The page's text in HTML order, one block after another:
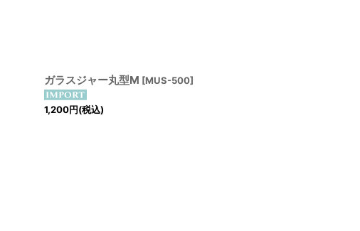
ガラスジャー丸型M [MUS-500]
1,200円(税込)